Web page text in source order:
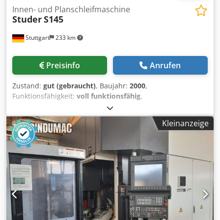
Stuttgart 233 km
Innen- und Planschleifmaschine
StuderS145
Preisinfo Anrufen
Zustand: gut (gebraucht), Baujahr: 2000,
Funktionsfähigkeit: voll funktionsfähig,
Maschinen-/Fahrzeugnummer:
nennen Sie uns Ihren Angebotspreis) Verkauf nur
innerhalb Europa, inkl. Türkei Preis ohne Verpackung;
Lieferbedingung: FCA (Maschinenstandort) =====
Technische Daten siehe Handout. Jegliches
Gewaehrleistungsrecht ist ausgeschlossen. Für die
Richtigkeit der technischen Daten und Baujahr, für die
Vollständigkeit von Zubehör und Werkzeugausrüstung,
sowie für die Einhaltung aller in den
Unfallverhütungsvorschriften genannten Sicherheits-
sowie Umweltschutzanforderungen, übernehmen wir
Kleinanzeige